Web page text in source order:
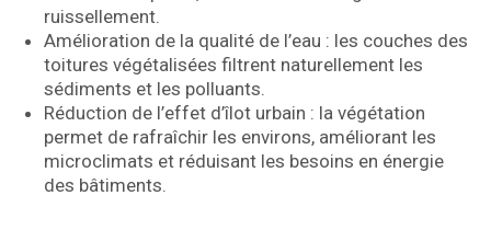
ruissellement.
Amélioration de la qualité de l’eau : les couches des
toitures végétalisées filtrent naturellement les
sédiments et les polluants.
Réduction de l’effet d’îlot urbain : la végétation
permet de rafraîchir les environs, améliorant les
microclimats et réduisant les besoins en énergie
des bâtiments.